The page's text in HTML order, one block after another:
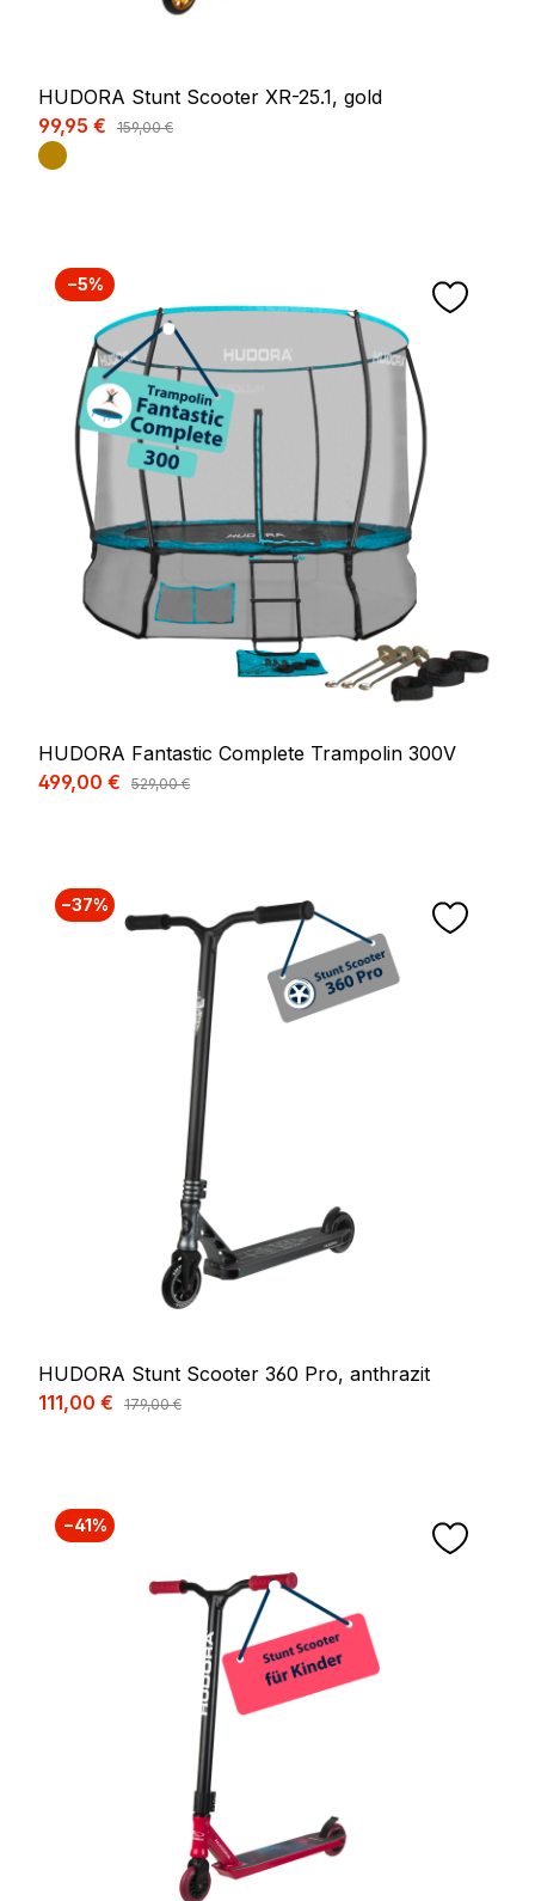
HUDORA Stunt Scooter XR-25.1, gold
Verkaufspreis:
99,95 € Regulärer Preis:
159,00 €
−5%
HUDORA Fantastic Complete Trampolin 300V
Verkaufspreis:
499,00 € Regulärer Preis:
529,00 €
−37%
HUDORA Stunt Scooter 360 Pro, anthrazit
Verkaufspreis:
111,00 € Regulärer Preis:
179,00 €
−41%